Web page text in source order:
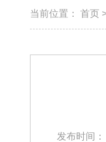
当前位置： 首页
发布时间：